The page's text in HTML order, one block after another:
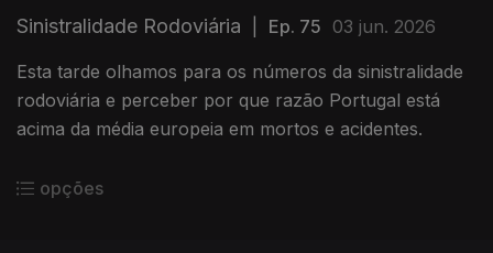
Sinistralidade Rodoviária Ep. 75 03 jun. 2026
Esta tarde olhamos para os números da sinistralidade
rodoviária e perceber por que razão Portugal está
acima da média europeia em mortos e acidentes.
opções